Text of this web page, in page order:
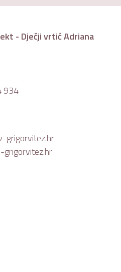
- Dječji vrtić Adriana
934
grigorvitez.hr